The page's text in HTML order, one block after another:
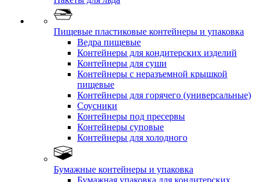
Пищевые пластиковые контейнеры и упаковка
Ведра пищевые
Контейнеры для кондитерских изделий
Контейнеры для суши
Контейнеры с неразъемной крышкой
пищевые
Контейнеры для горячего (универсальные)
Соусники
Контейнеры под пресервы
Контейнеры суповые
Контейнеры для холодного
Бумажные контейнеры и упаковка
Бумажная упаковка для кондитерских